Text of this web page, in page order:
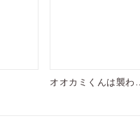
オオカミくんは襲われ